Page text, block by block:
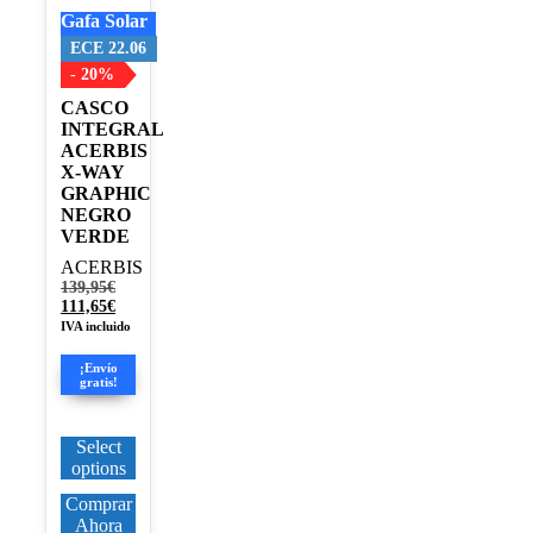
Gafa Solar
ECE 22.06
- 20%
CASCO
INTEGRAL
ACERBIS
X-WAY
GRAPHIC
NEGRO
VERDE
ACERBIS
139,95€El
precio
original
139,95€.
111,65€El
precio
es:
111,65€.
IVA incluido
¡Envío
gratis!
Select
options
elegir
en
la
página
de
producto
Comprar
Ahora